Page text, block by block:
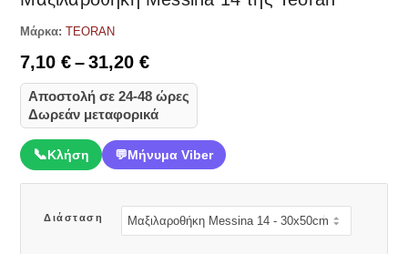
Μάρκα: TEORAN
7,10€ – 31,20€Price
range:
7,10 €
through
31,20 €
Αποστολή σε 24-48 ώρες
Δωρεάν μεταφορικά
📞Κλήση 💬Μήνυμα Viber
Διάσταση